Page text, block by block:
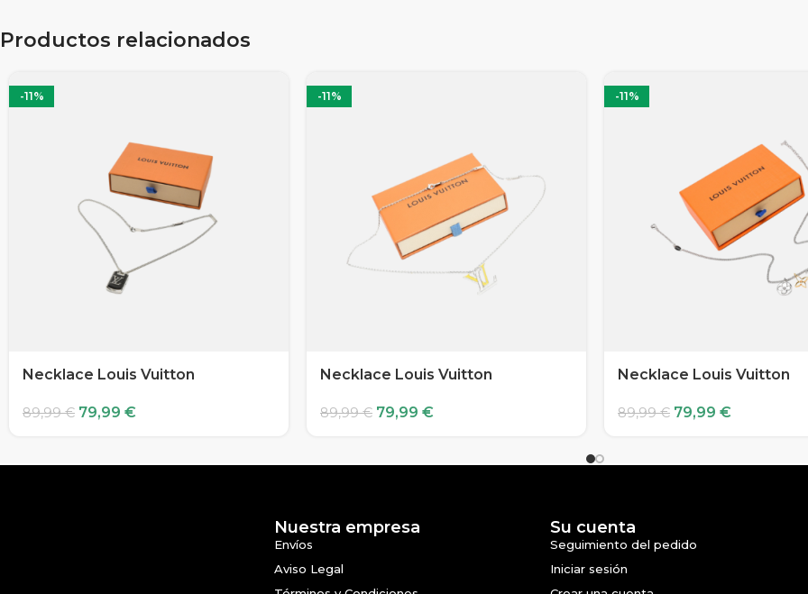
Productos relacionados
-11%
Necklace Louis Vuitton
89,99€ 79,99 €
-11%
Necklace Louis Vuitton
89,99€ 79,99 €
-11%
Necklace Louis Vuitton
89,99€ 79,99 €
Nuestra empresa
Envíos
Aviso Legal
Su cuenta
Seguimiento del pedido
Iniciar sesión